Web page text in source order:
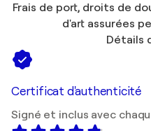
Frais de port, droits de
d'art assurées
Détails
Certificat d'authenticité
Signé et inclus avec